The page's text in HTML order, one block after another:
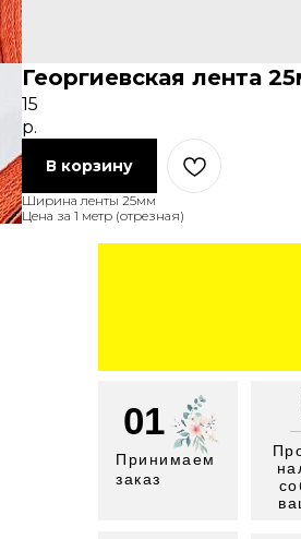
Георгиевская лента
15
р.
В корзину
Ширина ленты 25мм
Цена за 1 метр (отрезная)
01
Принимаем
заказ